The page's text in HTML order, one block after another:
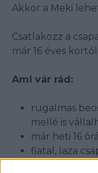
Akkor a Meki
Csatlakozz a
már 16 éves kortól!
Ami vár rád:
rugalmas
mellé is
már heti 16
fiatal, laza